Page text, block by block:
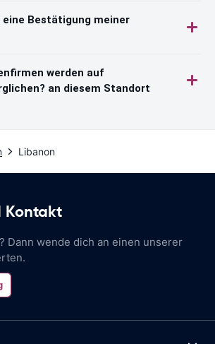
Bestätigung meiner
werden auf
an diesem Standort
Libanon
Kontakt
Dann wende dich an einen unserer